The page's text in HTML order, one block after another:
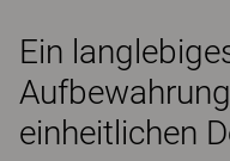
Ein
einheitlichen